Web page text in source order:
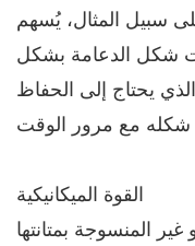
على سبيل المثال، يُسهم
شكل الدعامة بشكل
يحتاج إلى الحفاظ
القوة الميكانيكية
المنسوجة بمتانتها